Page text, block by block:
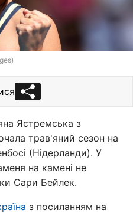
Ястремська з
трав'яний сезон на
(Нідерланди). У
на камені не
Сари Бейлек.
з посиланням на